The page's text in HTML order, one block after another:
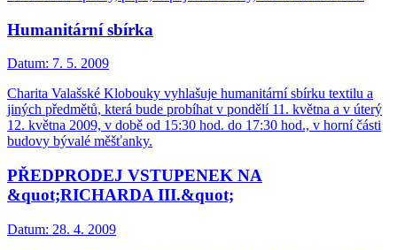
Humanitární sbírka
Datum: 7. 5. 2009
Charita Valašské Klobouky vyhlašuje humanitární sbírku textilu a
jiných předmětů, která bude probíhat v pondělí 11. května a v úterý
12. května 2009, v době od 15:30 hod. do 17:30 hod., v horní části
budovy bývalé měšťanky.
PŘEDPRODEJ VSTUPENEK NA
&quot;RICHARDA III.&quot;
Datum: 28. 4. 2009